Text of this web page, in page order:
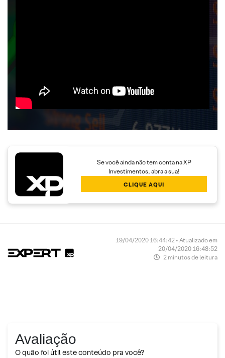
Se você ainda não tem conta na XP
Investimentos, abra a sua!
CLIQUE AQUI
19/04/2020 16:44:42 • Atualizado em
20/04/2020 16:48:52
2 minutos de leitura
Avaliação
O quão foi útil este conteúdo pra você?